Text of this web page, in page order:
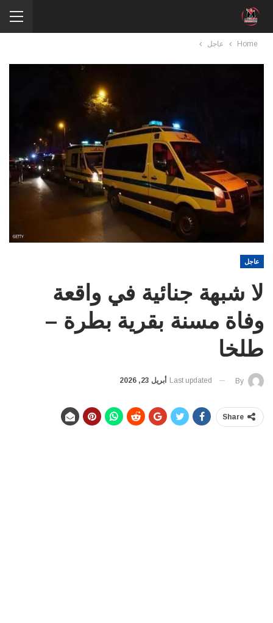
Home عاجل
عاجل
لا شبهة جنائية في واقعة
وفاة مسنة بقرية بطرة –
طلخا
By
Last updated أبريل 23, 2026
Share